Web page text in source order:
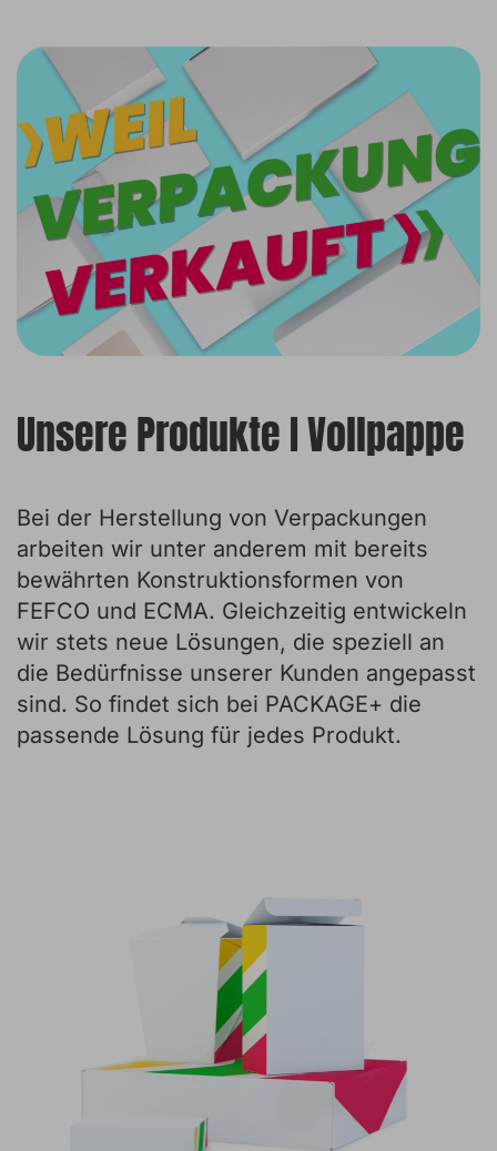
Unsere Produkte I Vollpappe
Bei der Herstellung von Verpackungen
arbeiten wir unter anderem mit bereits
bewährten Konstruktionsformen von
FEFCO und ECMA. Gleichzeitig entwickeln
wir stets neue Lösungen, die speziell an
die Bedürfnisse unserer Kunden angepasst
sind. So findet sich bei PACKAGE+ die
passende Lösung für jedes Produkt.